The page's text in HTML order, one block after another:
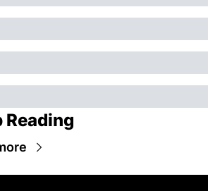
Reading